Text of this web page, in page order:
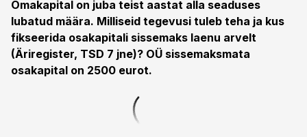
Omakapital on juba teist aastat alla seaduses
lubatud määra. Milliseid tegevusi tuleb teha ja kus
fikseerida osakapitali sissemaks laenu arvelt
(Äriregister, TSD 7 jne)? OÜ sissemaksmata
osakapital on 2500 eurot.